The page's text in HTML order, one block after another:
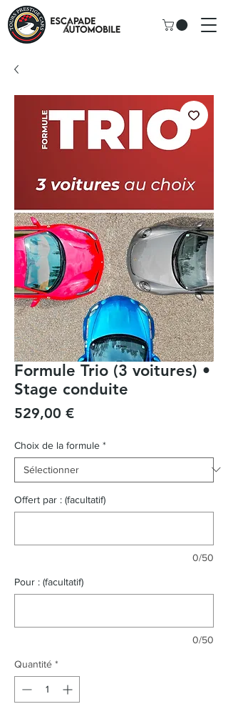
Formule Trio (3 voitures) •
Stage conduite
529,00 €Prix
Choix de la formule *
Offert par : (facultatif)
0/50
Pour : (facultatif)
0/50
Quantité *